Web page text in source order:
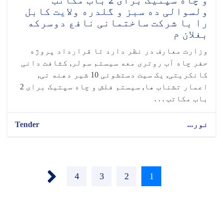
ولسوالی ده سبز و گلدره ولایت کابل
را با شرکت ساختمانی نافع دوسرکه
بغلان م
وزارت معارف در نظر دارد تا قرارداد پروژه
حفر چاه آب روتری معه سیستم سولر, کثافت دانی
کانکریتی, یک سیت دستشوئی 10 شیر دهنه ئی,
اعمار تشناب ها, سیستم فلش و چاه سپتیک برای 2
باب مکاتب . . .
نور... Tender
اوسنی
1 پاڼه
2 پاڼه
3 پاڼه
4